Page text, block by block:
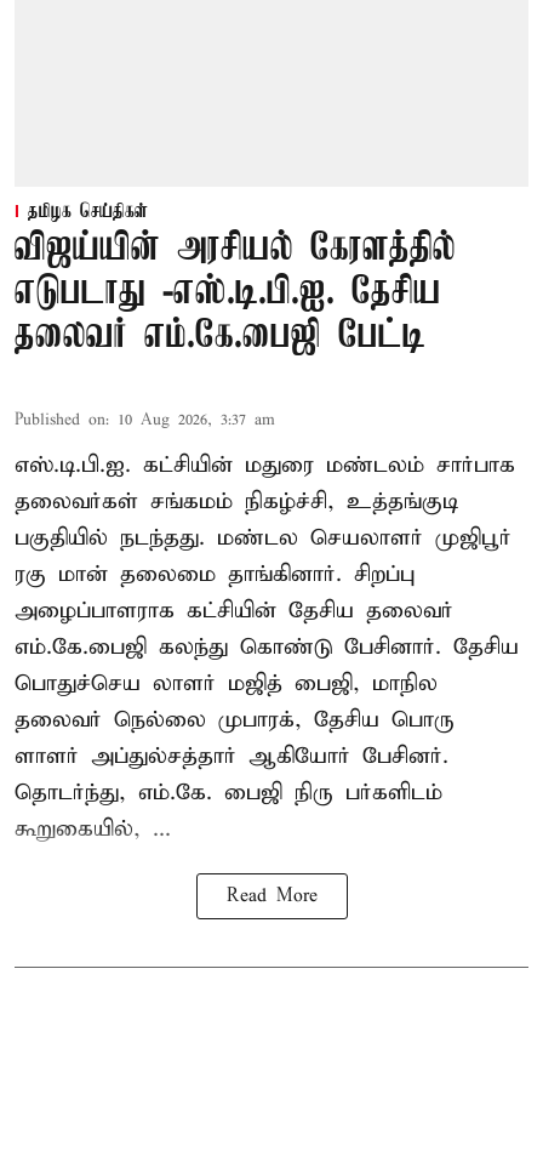
தமிழக செய்திகள்
விஜய்யின் அரசியல் கேரளத்தில்
எடுபடாது -எஸ்.டி.பி.ஐ. தேசிய
தலைவர் எம்.கே.பைஜி பேட்டி
Published on: 10 Aug 2026, 3:37 am
எஸ்.டி.பி.ஐ. கட்சியின் மதுரை மண்டலம் சார்பாக
தலைவர்கள் சங்கமம் நிகழ்ச்சி, உத்தங்குடி
பகுதியில் நடந்தது. மண்டல செயலாளர் முஜிபூர்
ரகு மான் தலைமை தாங்கினார். சிறப்பு
அழைப்பாளராக கட்சியின் தேசிய தலைவர்
எம்.கே.பைஜி கலந்து கொண்டு பேசினார். தேசிய
பொதுச்செய லாளர் மஜித் பைஜி, மாநில
தலைவர் நெல்லை முபாரக், தேசிய பொரு
ளாளர் அப்துல்சத்தார் ஆகியோர் பேசினர்.
தொடர்ந்து, எம்.கே. பைஜி நிரு பர்களிடம்
கூறுகையில், ...
Read More